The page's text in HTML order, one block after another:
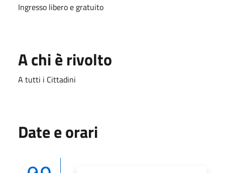
Ingresso libero e gratuito
A chi è rivolto
A tutti i Cittadini
Date e orari